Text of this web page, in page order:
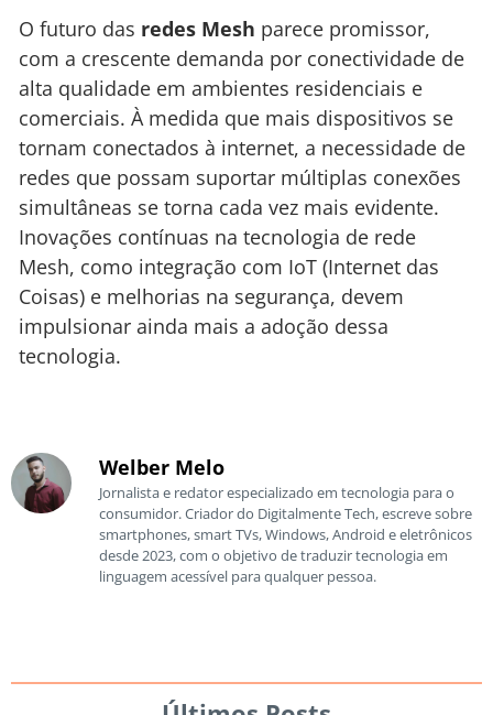
O futuro das redes Mesh parece promissor,
com a crescente demanda por conectividade de
alta qualidade em ambientes residenciais e
comerciais. À medida que mais dispositivos se
tornam conectados à internet, a necessidade de
redes que possam suportar múltiplas conexões
simultâneas se torna cada vez mais evidente.
Inovações contínuas na tecnologia de rede
Mesh, como integração com IoT (Internet das
Coisas) e melhorias na segurança, devem
impulsionar ainda mais a adoção dessa
tecnologia.
Welber Melo
Jornalista e redator especializado em tecnologia para o
consumidor. Criador do Digitalmente Tech, escreve sobre
smartphones, smart TVs, Windows, Android e eletrônicos
desde 2023, com o objetivo de traduzir tecnologia em
linguagem acessível para qualquer pessoa.